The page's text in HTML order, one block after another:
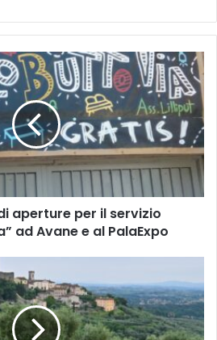
aperture per il servizio
ad Avane e al PalaExpo